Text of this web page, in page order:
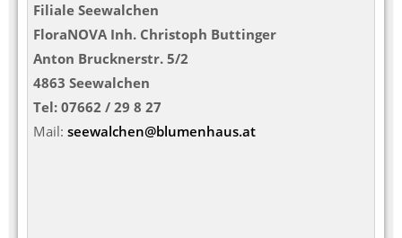
Filiale Seewalchen
FloraNOVA Inh. Christoph Buttinger
Anton Brucknerstr. 5/2
4863 Seewalchen
Tel: 07662 / 29 8 27
Mail: seewalchen@blumenhaus.at